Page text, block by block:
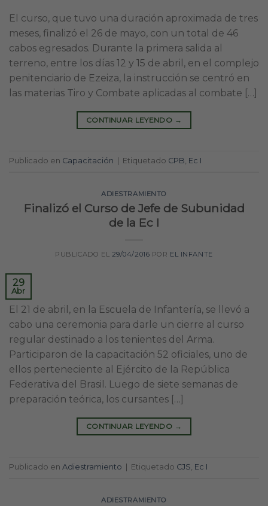
El curso, que tuvo una duración aproximada de tres
meses, finalizó el 26 de mayo, con un total de 46
cabos egresados. Durante la primera salida al
terreno, entre los días 12 y 15 de abril, en el complejo
penitenciario de Ezeiza, la instrucción se centró en
las materias Tiro y Combate aplicadas al combate […]
CONTINUAR LEYENDO →
Publicado en Capacitación Etiquetado CPB, Ec I
ADIESTRAMIENTO
Finalizó el Curso de Jefe de Subunidad
de la Ec I
PUBLICADO EL 29/04/2016 POR EL INFANTE
29
Abr
El 21 de abril, en la Escuela de Infantería, se llevó a
cabo una ceremonia para darle un cierre al curso
regular destinado a los tenientes del Arma.
Participaron de la capacitación 52 oficiales, uno de
ellos perteneciente al Ejército de la República
Federativa del Brasil. Luego de siete semanas de
preparación teórica, los cursantes […]
CONTINUAR LEYENDO →
Publicado en Adiestramiento Etiquetado CJS Ec I
ADIESTRAMIENTO